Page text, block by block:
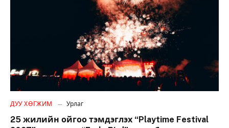
ДУУ ХӨГЖИМ Урлаг
25 жилийн ойгоо тэмдэглэх “Playtime Festival